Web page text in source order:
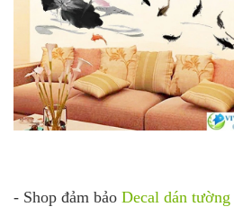
- Shop đảm bảo Decal dán tường